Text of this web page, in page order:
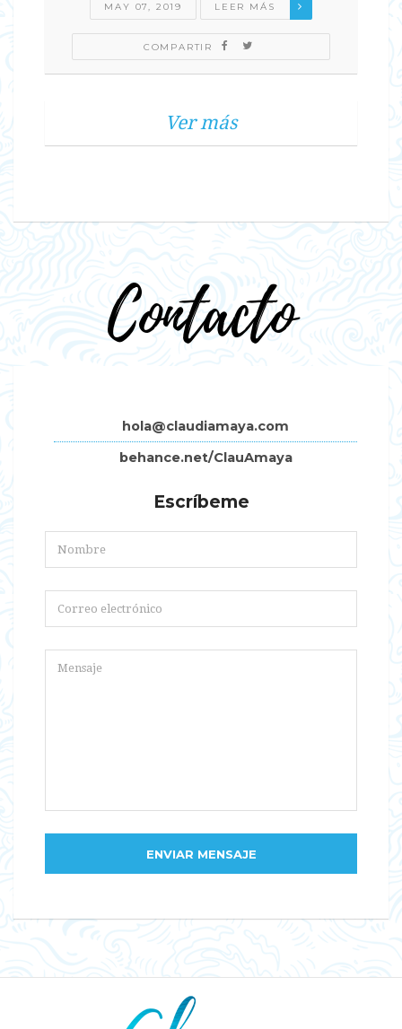
MAY 07, 2019 LEER MÁS
COMPARTIR
Ver más
Contacto
hola@claudiamaya.com
behance.net/ClauAmaya
Escríbeme
ENVIAR MENSAJE